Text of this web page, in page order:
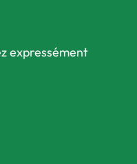
expressément